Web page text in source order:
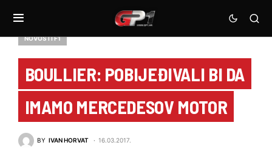
NOVOSTI F1
BOULLIER: POBIJEĐIVALI BI DA
IMAMO MERCEDESOV MOTOR
BY IVAN HORVAT 16.03.2017.